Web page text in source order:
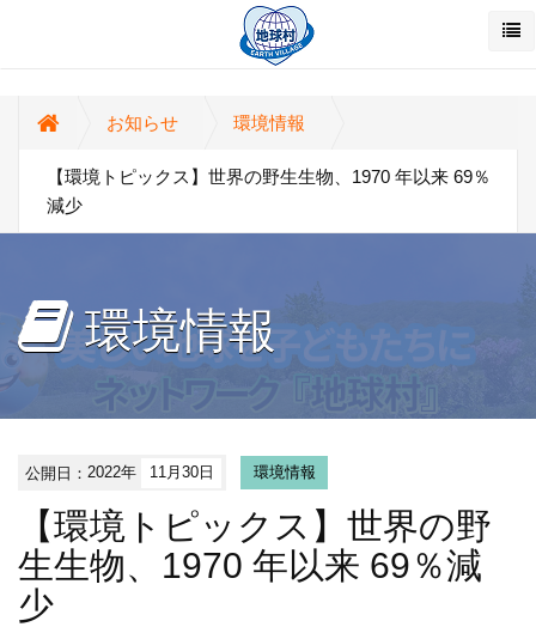
お知らせ 環境情報
【環境トピックス】世界の野生生物、1970 年以来 69％
減少
環境情報
公開日：2022年 11月30日 環境情報
【環境トピックス】世界の野
生生物、1970 年以来 69％減
少